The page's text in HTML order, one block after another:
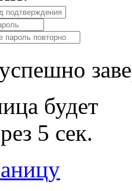
будет
5 сек.